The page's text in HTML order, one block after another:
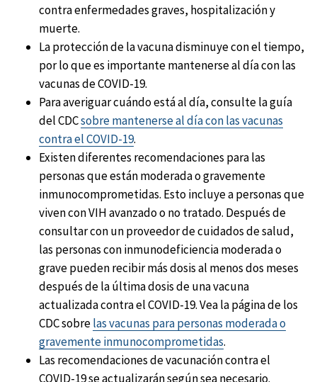
contra enfermedades graves, hospitalización y
muerte.
La protección de la vacuna disminuye con el tiempo,
por lo que es importante mantenerse al día con las
vacunas de COVID-19.
Para averiguar cuándo está al día, consulte la guía
del CDCsobre mantenerse al día con las vacunas
contra el COVID-19.
Existen diferentes recomendaciones para las
personas que están moderada o gravemente
inmunocomprometidas. Esto incluye a personas que
viven con VIH avanzado o no tratado. Después de
consultar con un proveedor de cuidados de salud,
las personas con inmunodeficiencia moderada o
grave pueden recibir más dosis al menos dos meses
después de la última dosis de una vacuna
actualizada contra el COVID-19. Vea la página de los
CDC sobrelas vacunas para personas moderada o
gravemente inmunocomprometidas.
Las recomendaciones de vacunación contra el
COVID-19 se actualizarán según sea necesario.